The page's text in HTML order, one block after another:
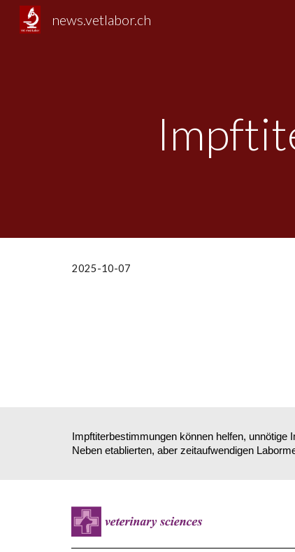
news.vetlabor.ch
2025-10-07
Impftiterbestimmungen können helfen,
Neben etablierten, aber zeitaufwendigen